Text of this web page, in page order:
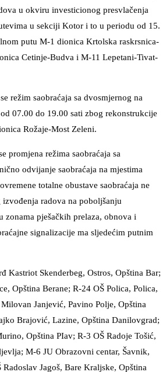
u okviru investicionog presvlačenja
u sekciji Kotor i to u periodu od 15.
putu M-1 dionica Krtolska raskrsnica-
Cetinje-Budva i M-11 Lepetani-Tivat-
režim saobraćaja sa dvosmjernog na
07.00 do 19.00 sati zbog rekonstrukcije
Rožaje-Most Zeleni.
promjena režima saobraćaja sa
odvijanje saobraćaja na mjestima
totalne obustave saobraćaja ne
radova na poboljšanju
zonama pješačkih prelaza, obnova i
signalizacije ma sljedećim putnim
Kastriot Skenderbeg, Ostros, Opština Bar;
Opština Berane; R-24 OŠ Polica, Polica,
Janjević, Pavino Polje, Opština
Brajović, Lazine, Opština Danilovgrad;
Opština PIav; R-3 OŠ Radoje Tošić,
M-6 JU Obrazovni centar, Šavnik,
Jagoš, Bare Kraljske, Opština